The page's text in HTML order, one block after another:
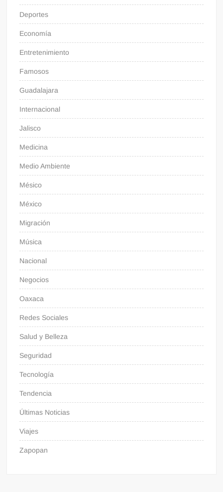
Deportes
Economía
Entretenimiento
Famosos
Guadalajara
Internacional
Jalisco
Medicina
Medio Ambiente
Mésico
México
Migración
Música
Nacional
Negocios
Oaxaca
Redes Sociales
Salud y Belleza
Seguridad
Tecnología
Tendencia
Últimas Noticias
Viajes
Zapopan